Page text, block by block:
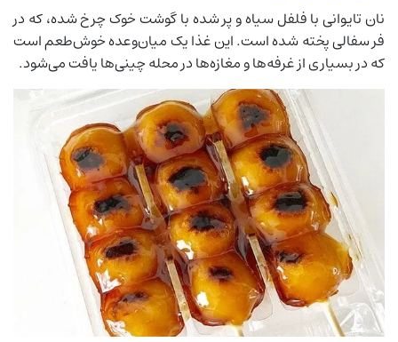
نان تایوانی با فلفل سیاه و پر شده با گوشت خوک چرخ شده، که در
فر سفالی پخته شده است. این غذا یک میان‌وعده خوش‌طعم است
که در بسیاری از غرفه‌ها و مغازه‌ها در محله چینی‌ها یافت می‌شود.